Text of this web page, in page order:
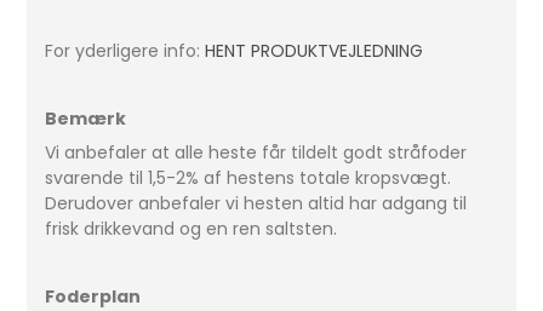
For yderligere info:HENT PRODUKTVEJLEDNING
Bemærk
Vi anbefaler at alle heste får tildelt godt stråfoder
svarende til 1,5-2% af hestens totale kropsvægt.
Derudover anbefaler vi hesten altid har adgang til
frisk drikkevand og en ren saltsten.
Foderplan